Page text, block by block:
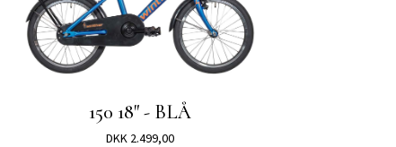
150 18" - BLÅ
DKK 2.499,00